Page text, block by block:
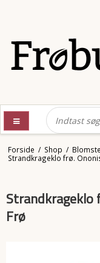
Forside / Shop /
Strandkrageklo frø.
Strandkrageklo
Frø